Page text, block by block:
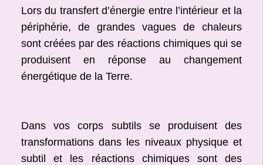
Lors du transfert d’énergie entre l’intérieur et la
périphérie, de grandes vagues de chaleurs
sont créées par des réactions chimiques qui se
produisent en réponse au changement
énergétique de la Terre.
Dans vos corps subtils se produisent des
transformations dans les niveaux physique et
subtil et les réactions chimiques sont des